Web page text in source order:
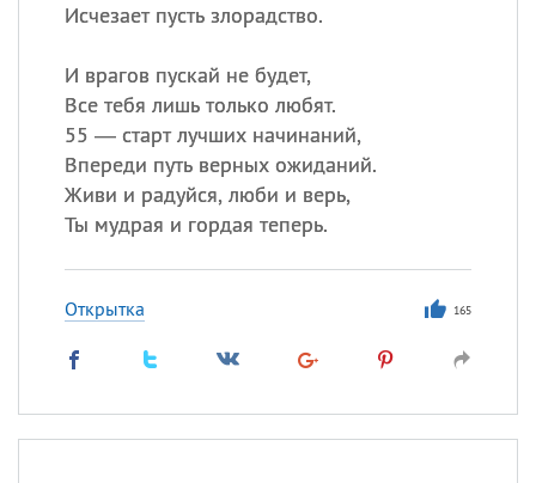
Исчезает пусть злорадство.
И врагов пускай не будет,
Все тебя лишь только любят.
55 — старт лучших начинаний,
Впереди путь верных ожиданий.
Живи и радуйся, люби и верь,
Ты мудрая и гордая теперь.
Открытка 165